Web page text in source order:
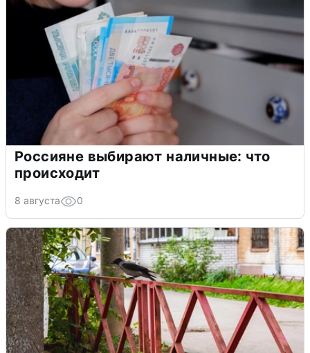
Россияне выбирают наличные: что
происходит
8 августа 0